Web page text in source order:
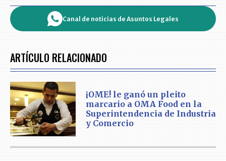
Canal de noticias de Asuntos Legales
ARTÍCULO RELACIONADO
¡OME! le ganó un pleito
marcario a OMA Food en la
Superintendencia de Industria
y Comercio